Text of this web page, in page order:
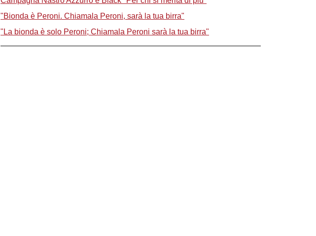
"Bionda è Peroni. Chiamala Peroni, sarà la tua birra"
"La bionda è solo Peroni; Chiamala Peroni sarà la tua birra"